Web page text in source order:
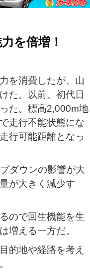
を倍増！
を消費したが、山
た。以前、初代日
た。標高2,000m地
走行不能状態にな
行可能距離となっ
ダウンの影響が大
が大きく減少す
ので回生機能を生
増える一方だ。
的地や経路を考え